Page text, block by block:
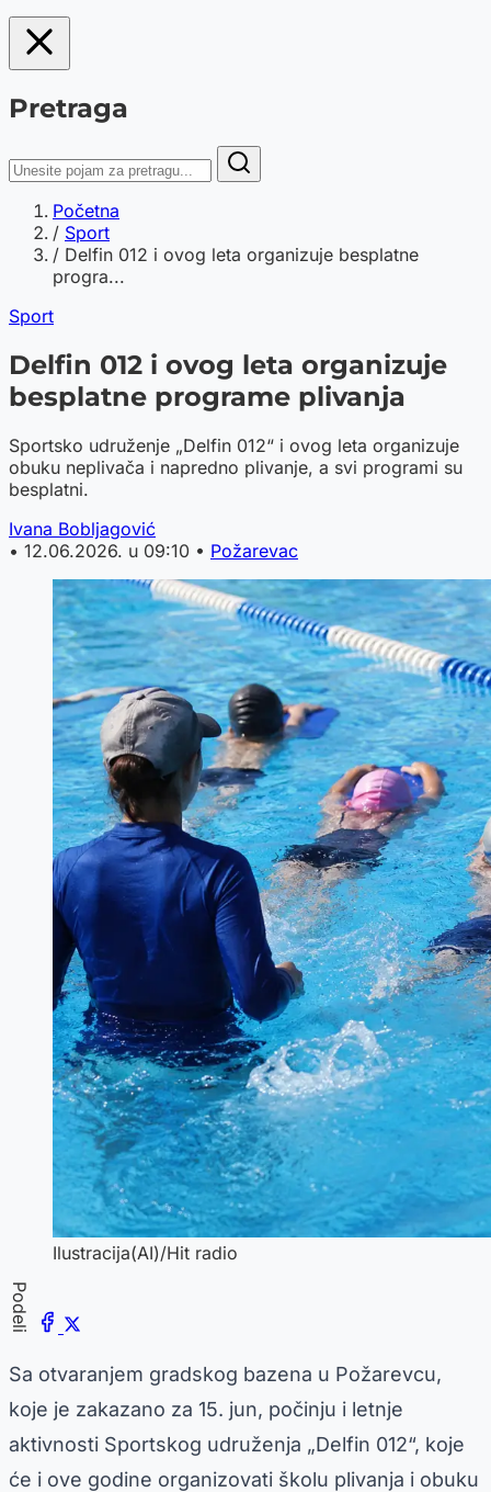
Pretraga
Početna
/ Sport
/ Delfin 012 i ovog leta organizuje besplatne
progra...
Sport
Delfin 012 i ovog leta organizuje
besplatne programe plivanja
Sportsko udruženje „Delfin 012“ i ovog leta organizuje
obuku neplivača i napredno plivanje, a svi programi su
besplatni.
Ivana Bobljagović
• 12.06.2026. u 09:10 • Požarevac
Ilustracija(AI)/Hit radio
Podeli
Sa otvaranjem gradskog bazena u Požarevcu,
koje je zakazano za 15. jun, počinju i letnje
aktivnosti Sportskog udruženja „Delfin 012“, koje
će i ove godine organizovati školu plivanja i obuku